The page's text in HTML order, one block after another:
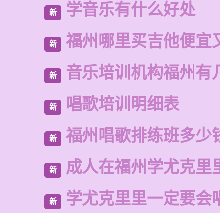
新 学音乐有什么好处
新 福州哪里买吉他便宜
新 音乐培训机构福州有
新 唱歌培训明细表
新 福州唱歌排练班多少
新 成人在福州学尤克里
新 学尤克里里一定要会